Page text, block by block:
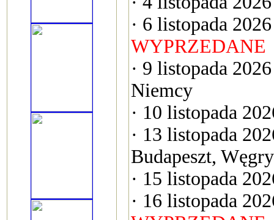
· 6 listopada
WYPRZEDANE
· 9 listopada
Niemcy
· 10 listopada
· 13 listopada
Budapeszt, Węgry
· 15 listopada
· 16 listopada